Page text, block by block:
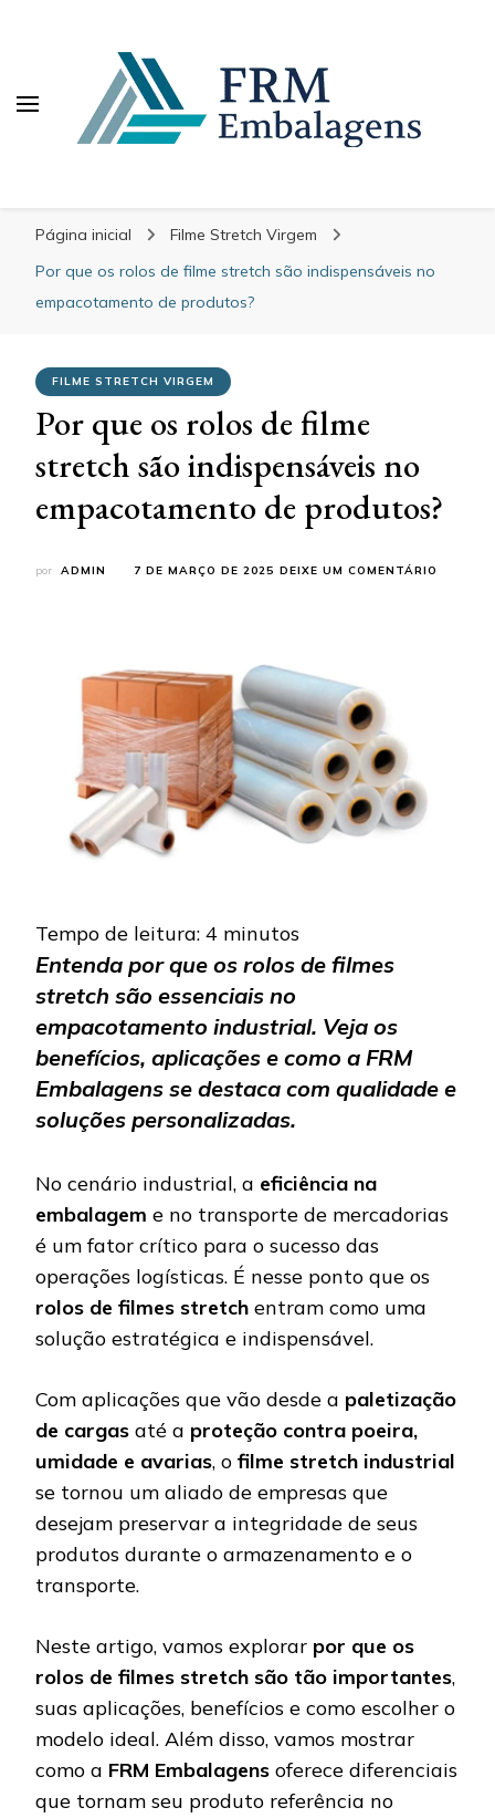
Página inicial
Filme Stretch Virgem
Por que os rolos de filme stretch são indispensáveis no
empacotamento de produtos?
FILME STRETCH VIRGEM
Por que os rolos de filme
stretch são indispensáveis no
empacotamento de produtos?
por ADMIN 7 DE MARÇO DE 2025 DEIXE UM COMENTÁRIO
Tempo de leitura: 4 minutos
Entenda por que os rolos de filmes
stretch são essenciais no
empacotamento industrial. Veja os
benefícios, aplicações e como a FRM
Embalagens se destaca com qualidade e
soluções personalizadas.
No cenário industrial, a eficiência na
embalagem e no transporte de mercadorias
é um fator crítico para o sucesso das
operações logísticas. É nesse ponto que os
rolos de filmes stretch entram como uma
solução estratégica e indispensável.
Com aplicações que vão desde a paletização
de cargas até a proteção contra poeira,
umidade e avarias, o filme stretch industrial
se tornou um aliado de empresas que
desejam preservar a integridade de seus
produtos durante o armazenamento e o
transporte.
Neste artigo, vamos explorar por que os
rolos de filmes stretch são tão importantes,
suas aplicações, benefícios e como escolher o
modelo ideal. Além disso, vamos mostrar
como a FRM Embalagens oferece diferenciais
que tornam seu produto referência no